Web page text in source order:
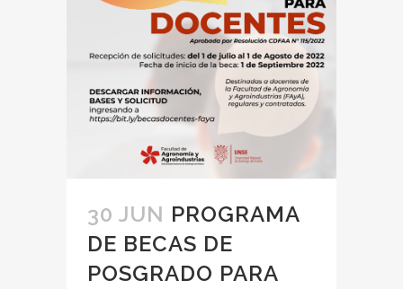
30 JUN PROGRAMA
DE BECAS DE
POSGRADO PARA